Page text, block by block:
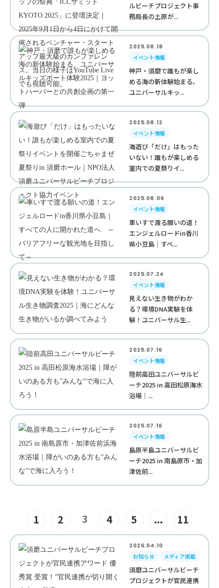
ルビーチプロジェクト事
務局長の土原が...
2025.08.18
イベント情報
神戸・須磨で誰もが楽し
める海の新体験始まる、
ユニバーサルキッ...
2025.08.12
イベント情報
海遊び「だけ」はもった
いない！誰もが楽しめる
室内での夏祭りイ...
2025.08.06
イベント情報
車いすで渡る願いの道！
エンジェルロードin香川
県小豆島｜すべ...
2025.07.24
イベント情報
見えない生き物がわか
る？環境DNA実験を体
験！ユニバーサル生...
2025.07.16
イベント情報
陸前高田ユニバーサルビ
ーチ2025 in 高田松原海水
浴場｜...
2025.07.16
イベント情報
島原半島ユニバーサルビ
ーチ2025 in 南島原市・加
津佐前...
1 2 3 4 5 ... 11
2026.04.10
お知らせ
メディア掲載
須磨ユニバーサルビーチ
プロジェクトが官民連携